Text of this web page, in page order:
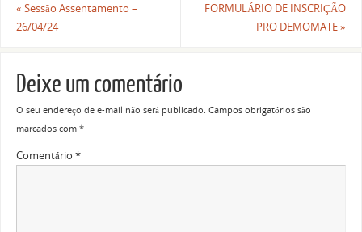
« Sessão Assentamento –
26/04/24
FORMULÁRIO DE INSCRIÇÃO
PRO DEMOMATE»
Deixe um comentário
O seu endereço de e-mail não será publicado. Campos obrigatórios são
marcados com *
Comentário *